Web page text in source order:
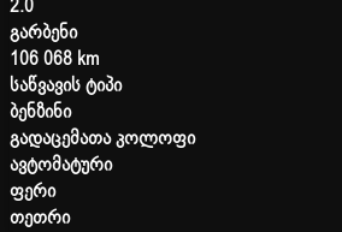
2.0
გარბენი
106 068 km
საწვავის ტიპი
ბენზინი
გადაცემათა კოლოფი
ავტომატური
ფერი
თეთრი